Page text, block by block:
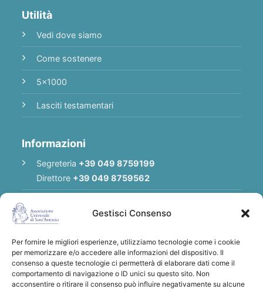
Gestisci Consenso
Per fornire le migliori esperienze, utilizziamo tecnologie come i cookie
per memorizzare e/o accedere alle informazioni del dispositivo. Il
consenso a queste tecnologie ci permetterà di elaborare dati come il
comportamento di navigazione o ID unici su questo sito. Non
acconsentire o ritirare il consenso può influire negativamente su alcune
Utilità
Vedi dove siamo
Come sostenere
5x1000
Lasciti testamentari
Informazioni
Segreteria +39 049 8759199
Direttore +39 049 8759562
E-mail
Privacy Policy